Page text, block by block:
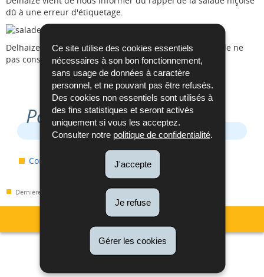
Ce site utilise des cookies essentiels
nécessaires à son bon fonctionnement,
sans usage de données à caractère
personnel, et ne pouvant pas être refusés.
Des cookies non essentiels sont utilisés à
des fins statistiques et seront activés
uniquement si vous les acceptez.
Consulter notre politique de confidentialité.
J'accepte
Je refuse
Gérer les cookies
dû à une erreur d'étiquetage.
Delhaize demande aux clients allergiques au poisson, de ne
pas consommer le produit en question
Pour en savoir plus
Communinqué Delhaize
Dernière mise à jour 24/08/2017